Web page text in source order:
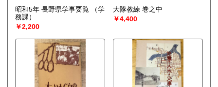
昭和5年 長野県学事要覧
（学
務課）
￥2,200
大隊教練 巻之中
￥4,400